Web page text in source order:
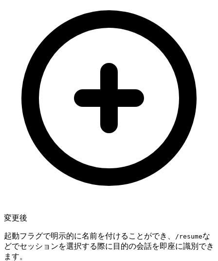
変更後
起動フラグで明示的に名前を付けることができ、 /resumeな
どでセッションを選択する際に目的の会話を即座に識別でき
ます。